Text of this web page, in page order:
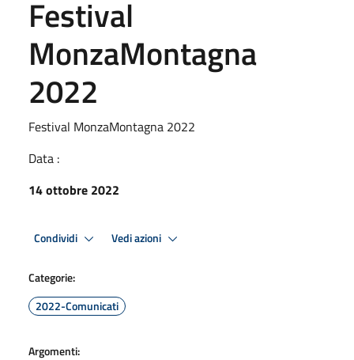
Festival
MonzaMontagna
2022
Festival MonzaMontagna 2022
Data :
14 ottobre 2022
Condividi Vedi azioni
Categorie:
2022-Comunicati
Argomenti: